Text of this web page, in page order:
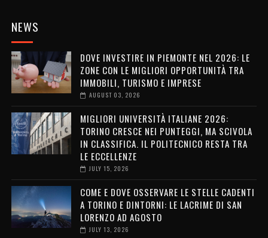
NEWS
DOVE INVESTIRE IN PIEMONTE NEL 2026: LE
ZONE CON LE MIGLIORI OPPORTUNITÀ TRA
IMMOBILI, TURISMO E IMPRESE
AUGUST 03, 2026
MIGLIORI UNIVERSITÀ ITALIANE 2026:
TORINO CRESCE NEI PUNTEGGI, MA SCIVOLA
IN CLASSIFICA. IL POLITECNICO RESTA TRA
LE ECCELLENZE
JULY 15, 2026
COME E DOVE OSSERVARE LE STELLE CADENTI
A TORINO E DINTORNI: LE LACRIME DI SAN
LORENZO AD AGOSTO
JULY 13, 2026